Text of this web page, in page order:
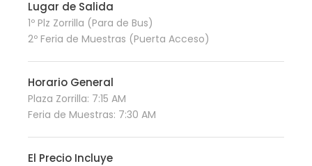
Lugar de Salida
1º Plz Zorrilla (Para de Bus)
2º Feria de Muestras (Puerta Acceso)
Horario General
Plaza Zorrilla: 7:15 AM
Feria de Muestras: 7:30 AM
El Precio Incluye